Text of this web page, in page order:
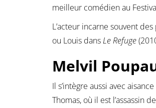
meilleur comédien au
L’acteur incarne souvent
ou Louis dansLe Refuge
Melvil
Il s’intègre aussi avec
Thomas, où il est l’assassin